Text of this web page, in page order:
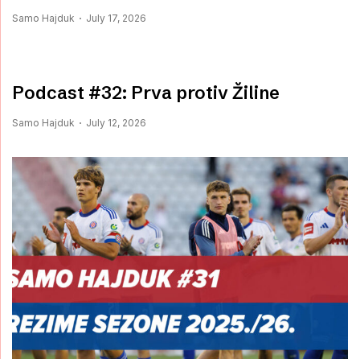
Samo Hajduk July 17, 2026
Podcast #32: Prva protiv Žiline
Samo Hajduk July 12, 2026